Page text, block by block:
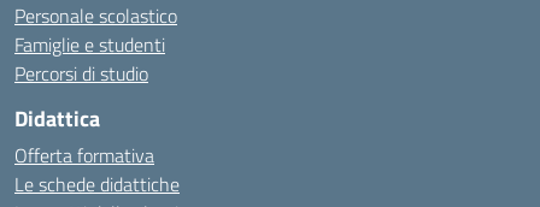
Personale scolastico
Famiglie e studenti
Percorsi di studio
Didattica
Offerta formativa
Le schede didattiche